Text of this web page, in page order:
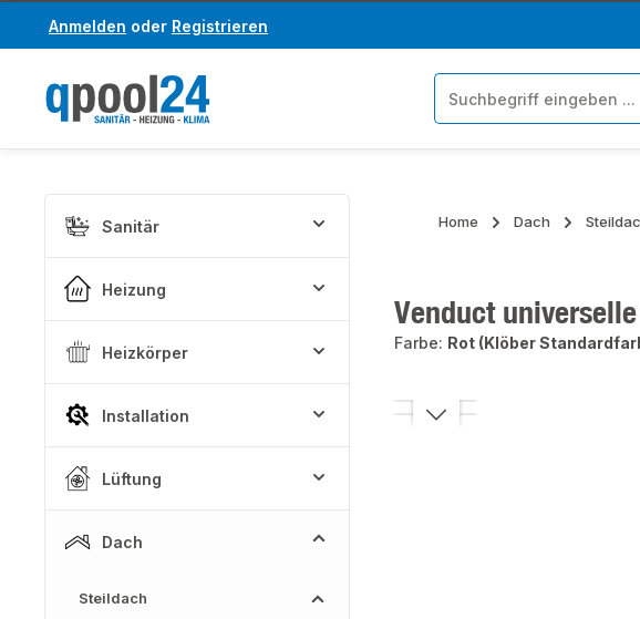
Hauptinhalt springen
Zur Suche springen
Anmelden oder Registrieren
Sanitär
Heizung
Heizkörper
Installation
Lüftung
Dach
Steildach
Home Dach
Venduct
Farbe: Rot (Klöber
Bildergalerie überspringen